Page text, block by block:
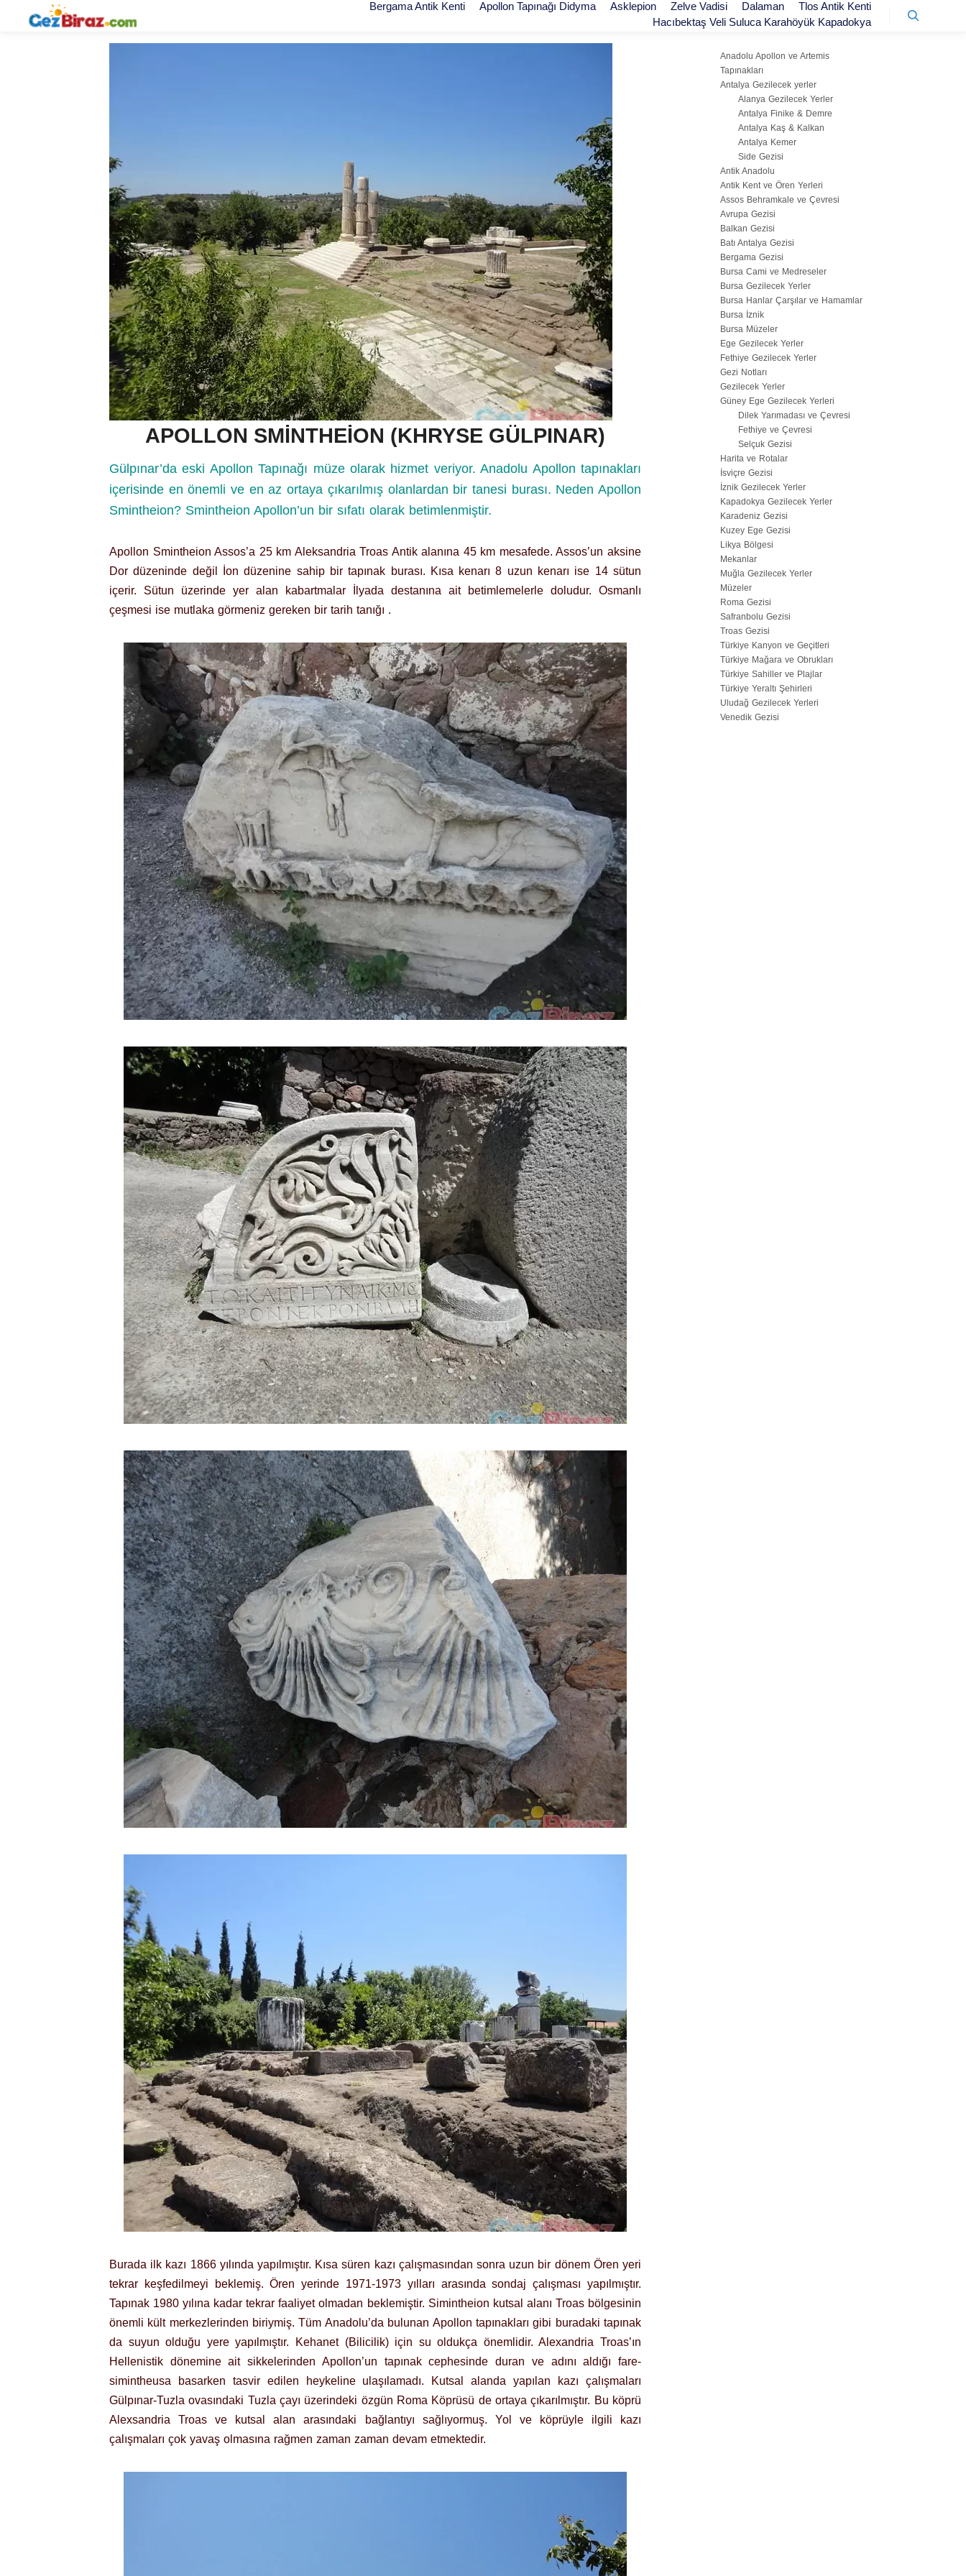
Bergama Antik Kenti Apollon Tapınağı Didyma Asklepion Zelve Vadisi Dalaman
Tlos Antik Kenti
Hacıbektaş Veli Suluca Karahöyük Kapadokya
APOLLON SMİNTHEİON (KHRYSE GÜLPINAR)
Gülpınar’da eski Apollon Tapınağı müze olarak hizmet veriyor. Anadolu Apollon tapınakları
içerisinde en önemli ve en az ortaya çıkarılmış olanlardan bir tanesi burası. Neden Apollon
Smintheion? Smintheion Apollon’un bir sıfatı olarak betimlenmiştir.
Apollon Smintheion Assos’a 25 km Aleksandria Troas Antik alanına 45 km mesafede. Assos’un aksine
Dor düzeninde değil İon düzenine sahip bir tapınak burası. Kısa kenarı 8 uzun kenarı ise 14 sütun
içerir. Sütun üzerinde yer alan kabartmalar İlyada destanına ait betimlemelerle doludur. Osmanlı
çeşmesi ise mutlaka görmeniz gereken bir tarih tanığı .
Burada ilk kazı 1866 yılında yapılmıştır. Kısa süren kazı çalışmasından sonra uzun bir dönem Ören yeri
tekrar keşfedilmeyi beklemiş. Ören yerinde 1971-1973 yılları arasında sondaj çalışması yapılmıştır.
Tapınak 1980 yılına kadar tekrar faaliyet olmadan beklemiştir. Simintheion kutsal alanı Troas bölgesinin
önemli kült merkezlerinden biriymiş. Tüm Anadolu’da bulunan Apollon tapınakları gibi buradaki tapınak
da suyun olduğu yere yapılmıştır. Kehanet (Bilicilik) için su oldukça önemlidir. Alexandria Troas’ın
Hellenistik dönemine ait sikkelerinden Apollon’un tapınak cephesinde duran ve adını aldığı fare-
simintheusa basarken tasvir edilen heykeline ulaşılamadı. Kutsal alanda yapılan kazı çalışmaları
Gülpınar-Tuzla ovasındaki Tuzla çayı üzerindeki özgün Roma Köprüsü de ortaya çıkarılmıştır. Bu köprü
Alexsandria Troas ve kutsal alan arasındaki bağlantıyı sağlıyormuş. Yol ve köprüyle ilgili kazı
çalışmaları çok yavaş olmasına rağmen zaman zaman devam etmektedir.
KATEGORILER
Anadolu Apollon ve Artemis
Tapınakları
Antalya Gezilecek yerler
Alanya Gezilecek Yerler
Antalya Finike & Demre
Antalya Kaş & Kalkan
Antalya Kemer
Side Gezisi
Antik Anadolu
Antik Kent ve Ören Yerleri
Assos Behramkale ve Çevresi
Avrupa Gezisi
Balkan Gezisi
Batı Antalya Gezisi
Bergama Gezisi
Bursa Cami ve Medreseler
Bursa Gezilecek Yerler
Bursa Hanlar Çarşılar ve Hamamlar
Bursa İznik
Bursa Müzeler
Ege Gezilecek Yerler
Fethiye Gezilecek Yerler
Gezi Notları
Gezilecek Yerler
Güney Ege Gezilecek Yerleri
Dilek Yarımadası ve Çevresi
Fethiye ve Çevresi
Selçuk Gezisi
Harita ve Rotalar
İsviçre Gezisi
İznik Gezilecek Yerler
Kapadokya Gezilecek Yerler
Karadeniz Gezisi
Kuzey Ege Gezisi
Likya Bölgesi
Mekanlar
Muğla Gezilecek Yerler
Müzeler
Roma Gezisi
Safranbolu Gezisi
Troas Gezisi
Türkiye Kanyon ve Geçitleri
Türkiye Mağara ve Obrukları
Türkiye Sahiller ve Plajlar
Türkiye Yeraltı Şehirleri
Uludağ Gezilecek Yerleri
Venedik Gezisi